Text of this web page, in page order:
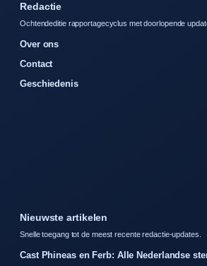
Redactie
Ochtendeditie rapportagecyclus met doorlopende
Over ons
Contact
Geschiedenis
Nieuwste artikelen
Snelle toegang tot de meest recente redactie-updates.
Cast Phineas en Ferb: Alle Nederlandse